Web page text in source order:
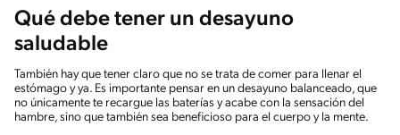
Qué debe tener un desayuno
saludable
También hay que tener claro que no se trata de comer para llenar el
estómago y ya. Es importante pensar en un desayuno balanceado, que
no únicamente te recargue las baterías y acabe con la sensación del
hambre, sino que también sea beneficioso para el cuerpo y la mente.